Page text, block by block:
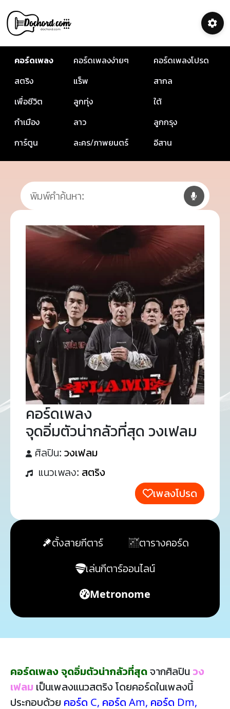
คอร์ดเพลง คอร์ดเพลงง่ายๆ
คอร์ดเพลงโปรด
สตริง
แร็พ
สากล
เพื่อชีวิต
ลูกทุ่ง
ใต้
กำเมือง
ลาว
ลูกกรุง
การ์ตูน
ละคร/ภาพยนตร์ อีสาน
คอร์ดเพลง
จุดอิ่มตัวน่ากลัวที่สุด วงเฟลม
ศิลปิน: วงเฟลม
แนวเพลง: สตริง
เพลงโปรด
ตั้งสายกีตาร์
ตารางคอร์ด
เล่นกีตาร์ออนไลน์
Metronome
คอร์ดเพลง จุดอิ่มตัวน่ากลัวที่สุดจากศิลปิน วง
เฟลม เป็นเพลงแนวสตริง โดยคอร์ดในเพลงนี้
ประกอบด้วย คอร์ด C, คอร์ด Am, คอร์ด Dm,